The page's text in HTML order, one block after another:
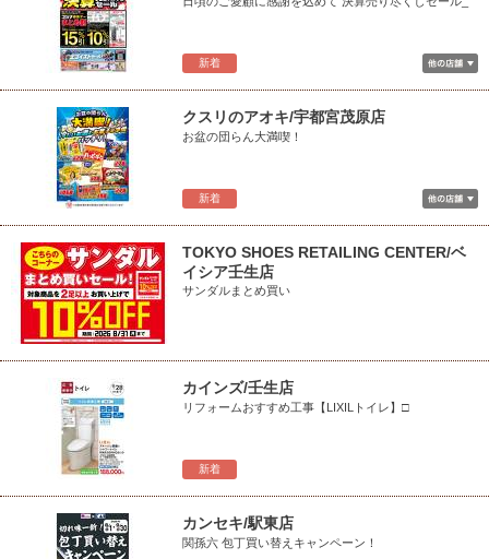
新着
新着
クスリのアオキ/宇都宮茂原店
お盆の団らん大満喫！
TOKYO SHOES RETAILING CENTER/ベ
イシア壬生店
サンダルまとめ買い
新着
カインズ/壬生店
リフォームおすすめ工事【LIXILトイレ】□
カンセキ/駅東店
関孫六 包丁買い替えキャンペーン！